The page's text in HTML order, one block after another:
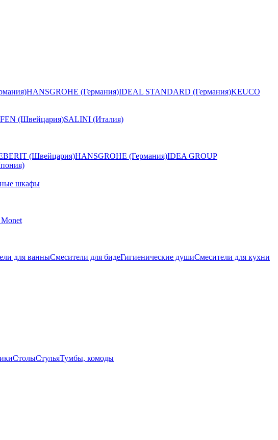
HANSGROHE (Германия)IDEAL STANDARD (Германия)KEUCO
(Швейцария)SALINI (Италия)
(Швейцария)HANSGROHE (Германия)IDEA GROUP
шкафы
для ванныСмесители для бидеГигиенические душиСмесители для кухни
СтолыСтульяТумбы, комоды